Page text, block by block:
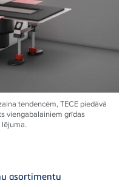
tendencēm, TECE piedāvā
viengabalainiem grīdas
lējuma.
asortimentu